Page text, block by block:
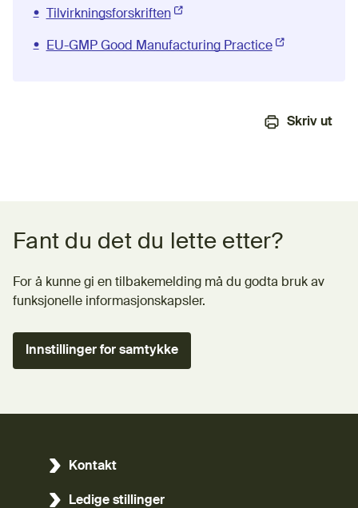
Tilvirkningsforskriften(Ekstern lenke)
EU-GMP Good Manufacturing Practice(Ekstern lenke)
Skriv ut
Fant du det du lette etter?
For å kunne gi en tilbakemelding må du godta bruk av
funksjonelle informasjonskapsler.
Innstillinger for samtykke
Kontakt
Ledige stillinger